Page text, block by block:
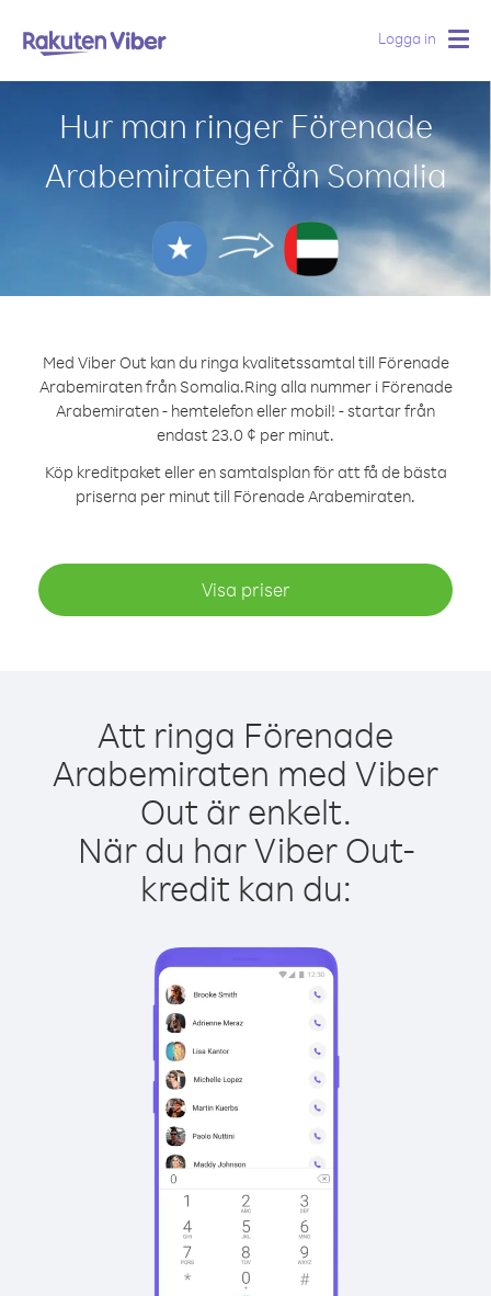
Logga in
Hur man ringer Förenade
Arabemiraten från Somalia
Med Viber Out kan du ringa kvalitetssamtal till Förenade
Arabemiraten från Somalia.Ring alla nummer i Förenade
Arabemiraten - hemtelefon eller mobil! - startar från
endast 23.0 ¢ per minut.
Köp kreditpaket eller en samtalsplan för att få de bästa
priserna per minut till Förenade Arabemiraten.
Visa priser
Att ringa Förenade
Arabemiraten med Viber
Out är enkelt.
När du har Viber Out-
kredit kan du: